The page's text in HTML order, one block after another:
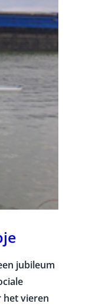
jubileum
het vieren